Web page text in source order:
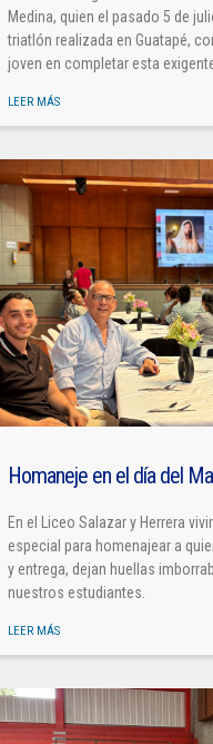
Medina, quien el pasado 5 de
triatlón realizada en Guatapé,
joven en completar esta
LEER MÁS
Homaneje en el día del
En el Liceo Salazar y Herrera
especial para homenajear a
y entrega, dejan huellas
nuestros estudiantes.
LEER MÁS